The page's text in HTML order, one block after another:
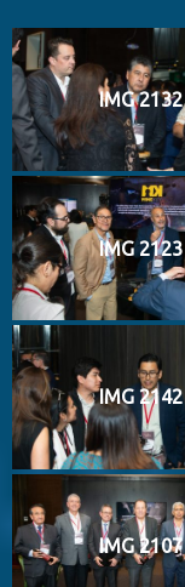
IMG 2132
IMG 2123
IMG 2142
IMG 2107